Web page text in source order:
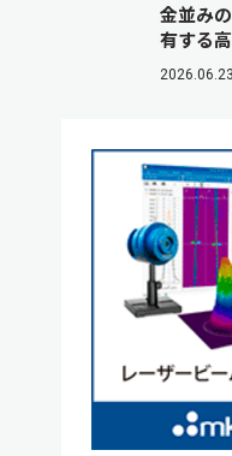
金並み
有する
2026.06.23